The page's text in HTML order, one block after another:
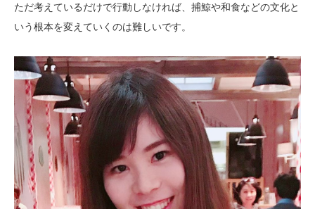
ただ考えているだけで行動しなければ、捕鯨や和食などの文化と
いう根本を変えていくのは難しいです。